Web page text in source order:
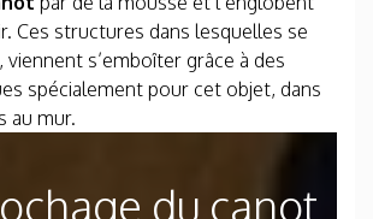
Ces structures dans lesquelles se
, viennent s’emboîter grâce à des
spécialement pour cet objet, dans
au mur.
du canot